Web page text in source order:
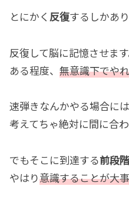
とにかく 反復するしかあり
反復して脳に記憶させます
ある程度、 無意識下でや
速弾きなんかやる場合には
考えてちゃ絶対に間に合わ
でもそこに到達する前段階
やはり意識することが大事